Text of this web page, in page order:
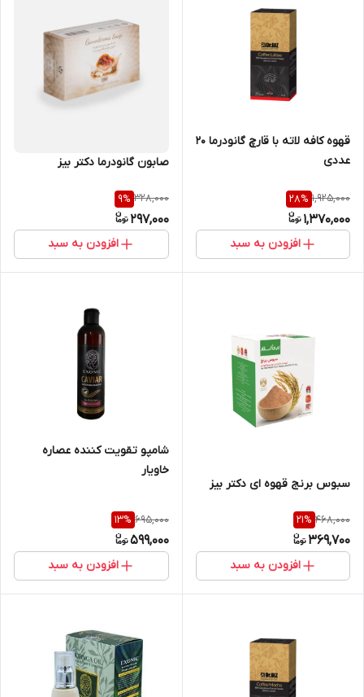
قهوه کافه لاته با قارچ گانودرما ۲۰
عددی
1,925,000
28%
1,370,000
افزودن به سبد
صابون گانودرما دکتر بیز
328,000
9%
297,000
افزودن به سبد
سبوس برنج قهوه ای دکتر بیز
468,000
21%
369,700
افزودن به سبد
شامپو تقویت کننده عصاره
خاویار
695,000
13%
599,000
افزودن به سبد